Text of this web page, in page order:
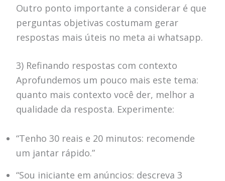
Outro ponto importante a considerar é que
perguntas objetivas costumam gerar
respostas mais úteis no meta ai whatsapp.
3) Refinando respostas com contexto
Aprofundemos um pouco mais este tema:
quanto mais contexto você der, melhor a
qualidade da resposta. Experimente:
“Tenho 30 reais e 20 minutos: recomende
um jantar rápido.”
“Sou iniciante em anúncios: descreva 3